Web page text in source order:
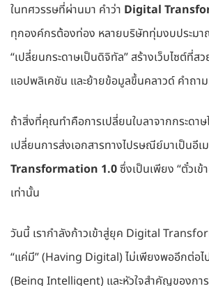
ในทศวรรษที่ผ่านมา คำว่า Digital
ทุกองค์กรต้องท่อง หลายบริษัททุ่มงบประมา
“เปลี่ยนกระดาษเป็นดิจิทัล” สร้างเว็บไซต์ที่
แอปพลิเคชัน และย้ายข้อมูลขึ้นคลาวด์ คำถา
ถ้าสิ่งที่คุณทำคือการเปลี่ยนใบลาจากกระดา
เปลี่ยนการส่งเอกสารทางไปรษณีย์มาเป็นอี
Transformation 1.0ซึ่งเป็นเพียง “ตั๋วเ
เท่านั้น
วันนี้ เรากำลังก้าวเข้าสู่ยุค Digital
“แค่มี” (Having Digital) ไม่เพียงพออีกต่อไ
(Being Intelligent) และหัวใจสำคัญของกา